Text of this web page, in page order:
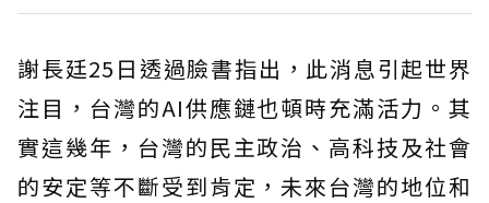
謝長廷25日透過臉書指出，此消息引起世界
注目，台灣的AI供應鏈也頓時充滿活力。其
實這幾年，台灣的民主政治、高科技及社會
的安定等不斷受到肯定，未來台灣的地位和